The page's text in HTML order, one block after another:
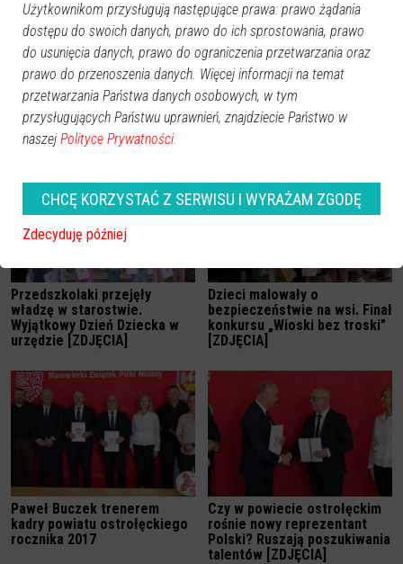
Zobacz również
Przedszkolaki przejęły
władzę w starostwie.
Wyjątkowy Dzień Dziecka w
urzędzie [ZDJĘCIA]
Dzieci malowały o
bezpieczeństwie na wsi. Finał
konkursu „Wioski bez troski”
[ZDJĘCIA]
Paweł Buczek trenerem
kadry powiatu ostrołęckiego
rocznika 2017
Czy w powiecie ostrołęckim
rośnie nowy reprezentant
Polski? Ruszają poszukiwania
talentów [ZDJĘCIA]
Użytkownikom przysługują następujące prawa: prawo żądania
dostępu do swoich danych, prawo do ich sprostowania, prawo
do usunięcia danych, prawo do ograniczenia przetwarzania oraz
prawo do przenoszenia danych. Więcej informacji na temat
przetwarzania Państwa danych osobowych, w tym
przysługujących Państwu uprawnień, znajdziecie Państwo w
naszej Polityce Prywatności.
CHCĘ KORZYSTAĆ Z SERWISU I WYRAŻAM ZGODĘ
Zdecyduję później